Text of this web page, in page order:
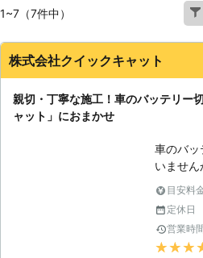
1~7（7件中）
株式会社クイックキャット
親切・丁寧な施工！車のバッテリー
ャット」におまかせ
車のバッ
いません
バッテ
と、タ
まりを引
のため、
にでも解
目安料
定休日
営業時